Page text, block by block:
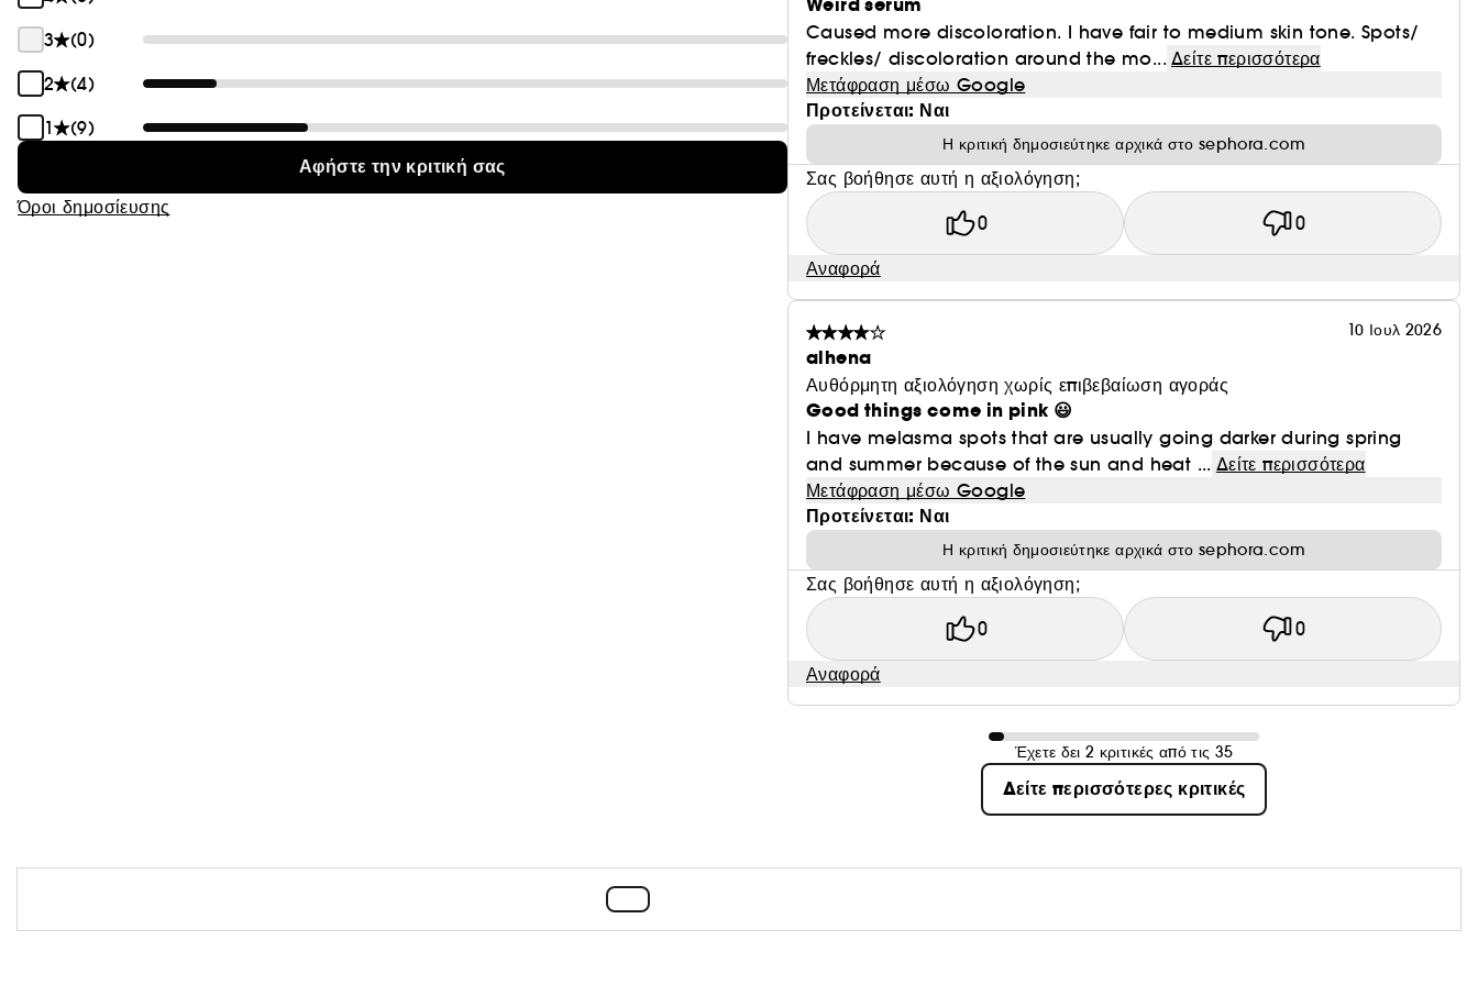
3
(0)
2
(4)
1
(9)
Αφήστε την κριτική σας
Όροι δημοσίευσης
Caused more discoloration. I have fair to medium skin tone. Spots/
freckles/ discoloration around the mo... Δείτε περισσότερα
Μετάφραση μέσω Google
Προτείνεται: Ναι
Η κριτική δημοσιεύτηκε αρχικά στο sephora.com
Σας βοήθησε αυτή η αξιολόγηση;
0 0
Αναφορά
10 Ιουλ 2026
alhena
Αυθόρμητη αξιολόγηση χωρίς επιβεβαίωση αγοράς
Good things come in pink 😃
I have melasma spots that are usually going darker during spring
and summer because of the sun and heat ... Δείτε περισσότερα
Μετάφραση μέσω Google
Προτείνεται: Ναι
Η κριτική δημοσιεύτηκε αρχικά στο sephora.com
Σας βοήθησε αυτή η αξιολόγηση;
0 0
Αναφορά
Έχετε δει 2 κριτικές από τις 35
Δείτε περισσότερες κριτικές